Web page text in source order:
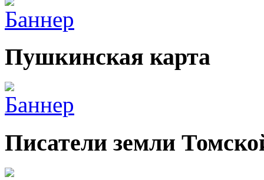
Пушкинская карта
Писатели земли